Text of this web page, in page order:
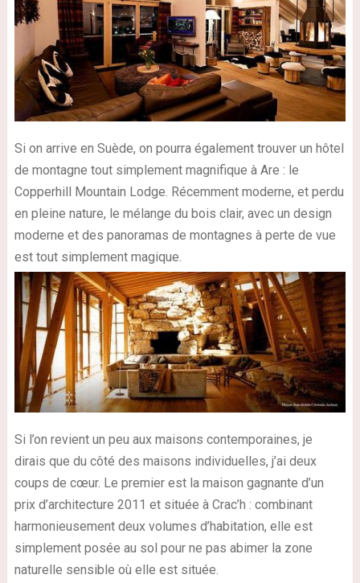
Si on arrive en Suède, on pourra également trouver un hôtel
de montagne tout simplement magnifique à Are : le
Copperhill Mountain Lodge. Récemment moderne, et perdu
en pleine nature, le mélange du bois clair, avec un design
moderne et des panoramas de montagnes à perte de vue
est tout simplement magique.
Si l’on revient un peu aux maisons contemporaines, je
dirais que du côté des maisons individuelles, j’ai deux
coups de cœur. Le premier est la maison gagnante d’un
prix d’architecture 2011 et située à Crac’h : combinant
harmonieusement deux volumes d’habitation, elle est
simplement posée au sol pour ne pas abimer la zone
naturelle sensible où elle est située.